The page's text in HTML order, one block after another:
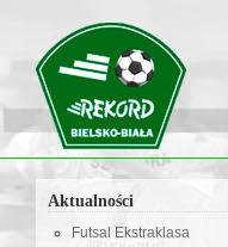
Aktualności
Futsal Ekstraklasa